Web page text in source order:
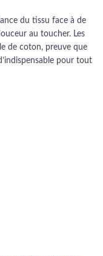
du tissu face à de
au toucher. Les
de coton, preuve que
pour tout